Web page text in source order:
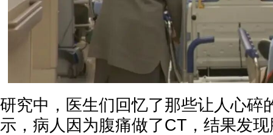
研究中，医生们回忆了那些让人心碎
示，病人因为腹痛做了CT，结果发